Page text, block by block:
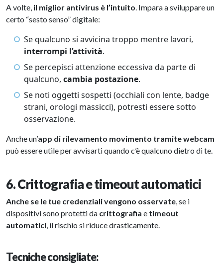
A volte, il miglior antivirus è l’intuito. Impara a sviluppare un
certo “sesto senso” digitale:
Se qualcuno si avvicina troppo mentre lavori,
interrompi l’attività.
Se percepisci attenzione eccessiva da parte di
qualcuno, cambia postazione.
Se noti oggetti sospetti (occhiali con lente, badge
strani, orologi massicci), potresti essere sotto
osservazione.
Anche un’app di rilevamento movimento tramite webcam
può essere utile per avvisarti quando c’è qualcuno dietro di te.
6. Crittografia e timeout automatici
Anche se le tue credenziali vengono osservate, se i
dispositivi sono protetti da crittografia e timeout
automatici, il rischio si riduce drasticamente.
Tecniche consigliate: